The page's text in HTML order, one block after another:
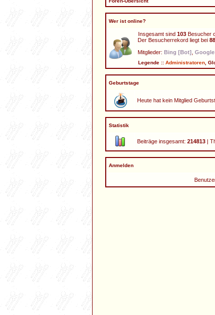
Wer ist online?
Insgesamt sind 103 Besucher
Der Besucherrekord liegt bei
Mitglieder: Bing [Bot]
Legende :: Administratoren
Geburtstage
Heute hat kein Mitglied
Statistik
Beiträge insgesamt: 214813 |
Anmelden